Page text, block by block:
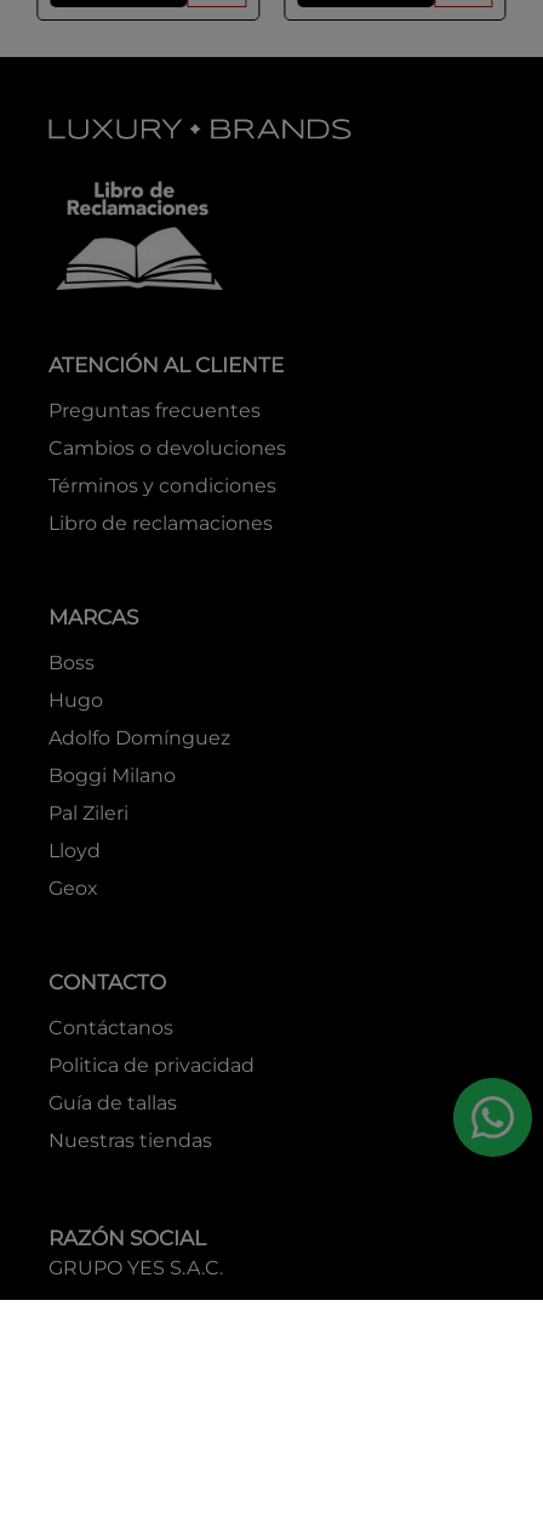
ATENCIÓN AL CLIENTE
Preguntas frecuentes
Cambios o devoluciones
Términos y condiciones
Libro de reclamaciones
MARCAS
Boss
Hugo
Adolfo Domínguez
Boggi Milano
Pal Zileri
Lloyd
Geox
CONTACTO
Contáctanos
Politica de privacidad
Guía de tallas
Nuestras tiendas
RAZÓN SOCIAL
GRUPO YES S.A.C.